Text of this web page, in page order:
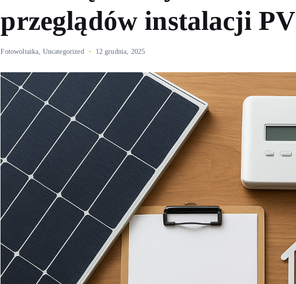
przeglądów instalacji PV
Fotowoltaika, Uncategorized 12 grudnia, 2025